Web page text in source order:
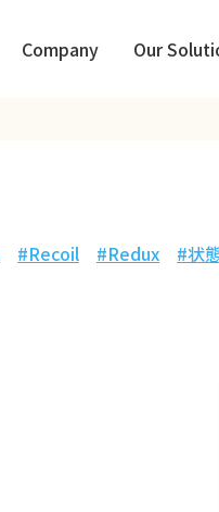
Company Our
Recoil Redux 状